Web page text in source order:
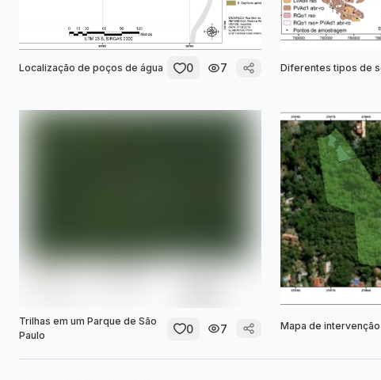
Localização de poços de água 0 7 Diferentes tipos de
Trilhas em um Parque de São
Paulo
0 7 Mapa de intervenção